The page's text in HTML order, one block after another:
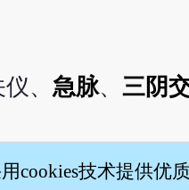
、 急脉、 三阴
cookies技术提供优